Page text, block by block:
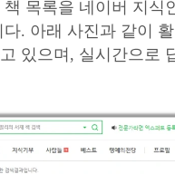
목록을 네이버 지식
. 아래 사진과 같이
있으며, 실시간으로